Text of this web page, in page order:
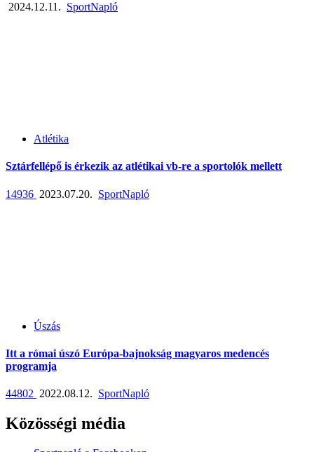
2024.12.11. SportNapló
Atlétika
Sztárfellépő is érkezik az atlétikai vb-re a sportolók mellett
14936 2023.07.20. SportNapló
Úszás
Itt a római úszó Európa-bajnokság magyaros medencés
programja
44802 2022.08.12. SportNapló
Közösségi média